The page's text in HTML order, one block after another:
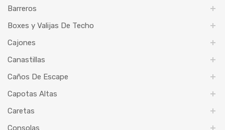
Barreros
Boxes y Valijas De Techo
Cajones
Canastillas
Caños De Escape
Capotas Altas
Caretas
Consolas